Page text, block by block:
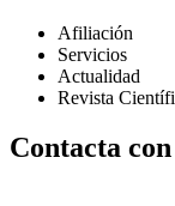
Afiliación
Servicios
Actualidad
Revista
Contacta